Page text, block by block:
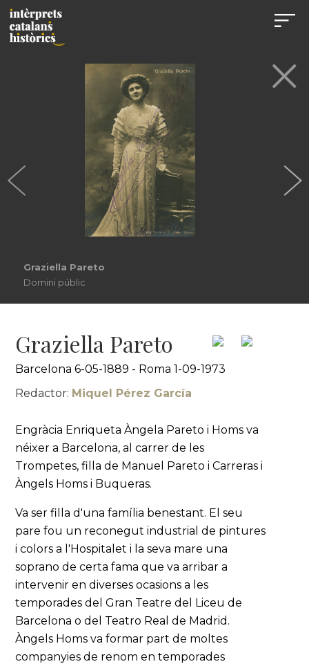
Graziella Pareto
Domini públic
Graziella Pareto
Barcelona 6-05-1889 - Roma 1-09-1973
Redactor: Miquel Pérez García
Engràcia Enriqueta Àngela Pareto i Homs va
néixer a Barcelona, al carrer de les
Trompetes, filla de Manuel Pareto i Carreras i
Àngels Homs i Buqueras.
Va ser filla d'una família benestant. El seu
pare fou un reconegut industrial de pintures
i colors a l'Hospitalet i la seva mare una
soprano de certa fama que va arribar a
intervenir en diverses ocasions a les
temporades del Gran Teatre del Liceu de
Barcelona o del Teatro Real de Madrid.
Àngels Homs va formar part de moltes
companyies de renom en temporades